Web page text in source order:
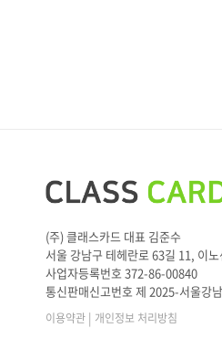
(주) 클래스카드 대표 김준수
서울 강남구 테헤란로 63길 11, 이
사업자등록번호 372-86-00840
통신판매신고번호 제 2025-서울강
이용약관 | 개인정보 처리방침